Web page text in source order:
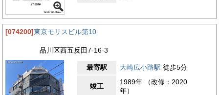
[074200]東京モリスビル第10
品川区西五反田7-16-3
最寄駅 大崎広小路駅 徒歩5分
竣工
1989年 （改修：2020
年）